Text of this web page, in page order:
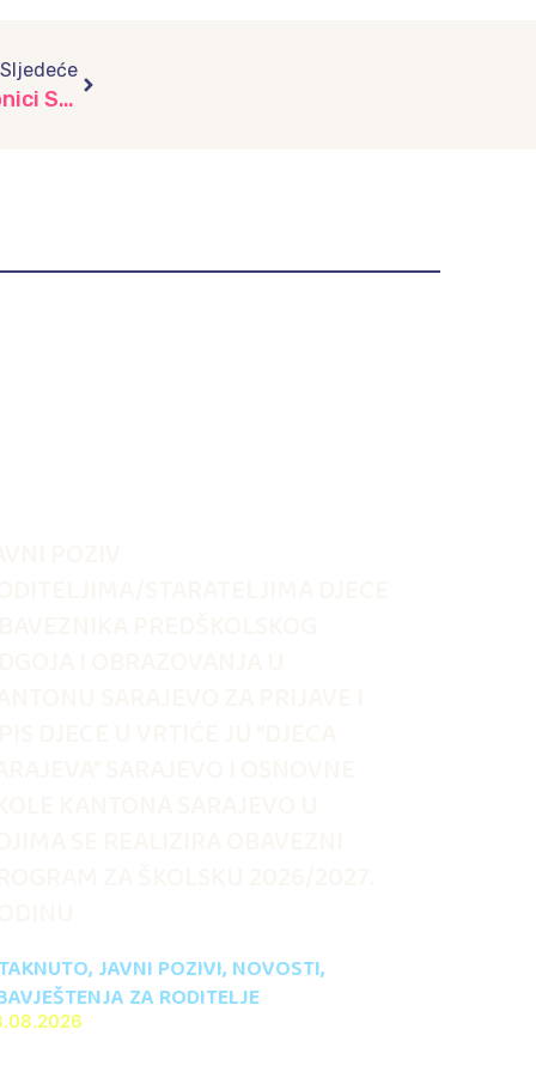
Sljedeće
Mališani iz vrtića “Dječiji Grad” uživali u radionici Sound Journey
, JAVNI POZIVI, NOVOSTI,
ZA RODITELJE